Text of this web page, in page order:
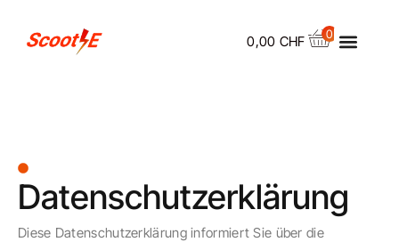
0,00 CHF 0 Menu
Datenschutzerklärung
Diese Datenschutzerklärung informiert Sie über die